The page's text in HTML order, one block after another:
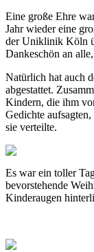
Eine große Ehre
Jahr wieder eine
der Uniklinik Köln
Dankeschön an
Natürlich hat auch
abgestattet.
Kindern, die ihm
Gedichte
sie verteilte.
Es war ein toller
bevorstehende
Kinderaugen